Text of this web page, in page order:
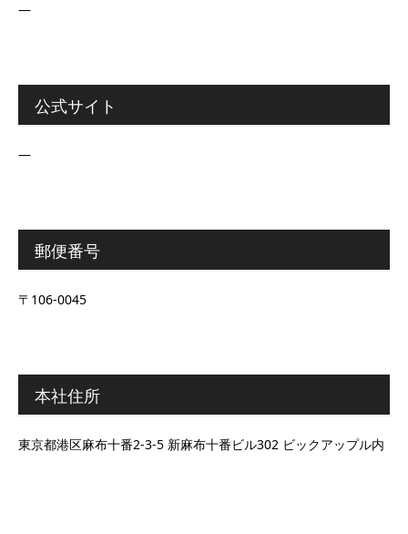
―
公式サイト
―
郵便番号
〒106-0045
本社住所
東京都港区麻布十番2-3-5 新麻布十番ビル302 ビックアップル内